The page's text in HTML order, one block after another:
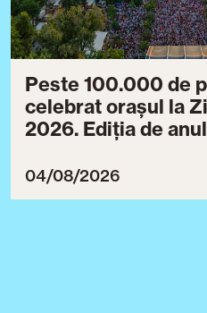
Peste 100.000 de
celebrat orașul la
2026. Ediția de
04/08/2026